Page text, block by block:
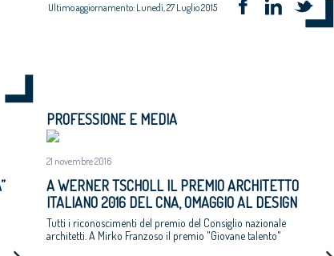
Ultimo aggiornamento: Lunedì, 27 Luglio 2015
PROFESSIONE E MEDIA
21 novembre 2016
A WERNER TSCHOLL IL PREMIO ARCHITETTO
ITALIANO 2016 DEL CNA, OMAGGIO AL DESIGN
PULITO ED ELEGANTE «MADE IN BOZEN»
Tutti i riconoscimenti del premio del Consiglio nazionale
architetti. A Mirko Franzoso il premio "Giovane talento"